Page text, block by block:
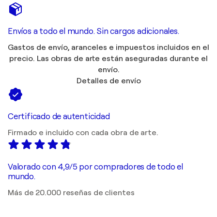
Envíos a todo el mundo. Sin cargos adicionales.
Gastos de envío, aranceles e impuestos incluidos en el
precio. Las obras de arte están aseguradas durante el
envío.
Detalles de envío
Certificado de autenticidad
Firmado e incluido con cada obra de arte.
Valorado con 4,9/5 por compradores de todo el
mundo.
Más de 20.000 reseñas de clientes